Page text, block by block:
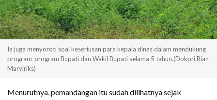
Ia juga menyoroti soal keseriusan para kepala dinas dalam mendukung
program-program Bupati dan Wakil Bupati selama 5 tahun.(Dokpri Rian
Marviriks)
Menurutnya, pemandangan itu sudah dilihatnya sejak